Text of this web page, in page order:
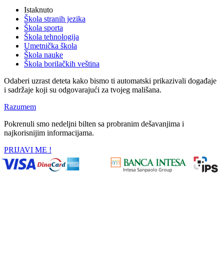
Istaknuto
Škola stranih jezika
Škola sporta
Škola tehnologija
Umetnička škola
Škola nauke
Škola borilačkih veština
Odaberi uzrast deteta kako bismo ti automatski prikazivali događaje
i sadržaje koji su odgovarajući za tvojeg mališana.
Razumem
Pokrenuli smo nedeljni bilten sa probranim dešavanjima i
najkorisnijim informacijama.
PRIJAVI ME !